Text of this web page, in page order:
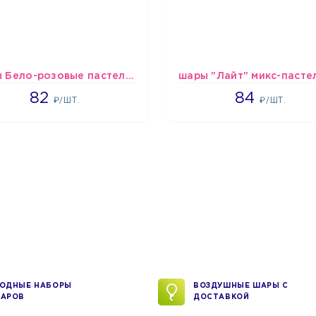
шары Бело-розовые пастельные
82 ₽/ШТ.
1637
84₽/ШТ.
1265
НАБОРЫ
ВОЗДУШНЫЕ ШАРЫ С
ДОСТАВКОЙ